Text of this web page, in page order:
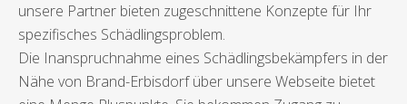
unsere Partner bieten zugeschnittene Konzepte für Ihr
spezifisches Schädlingsproblem.
Die Inanspruchnahme eines Schädlingsbekämpfers in der
Nähe von Brand-Erbisdorf über unsere Webseite bietet